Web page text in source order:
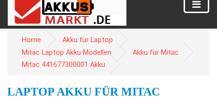
Home
Akku für Laptop
Mitac Laptop Akku Modellen
Akku für Mitac
Mitac 441677300001 Akku
LAPTOP AKKU FÜR MITAC